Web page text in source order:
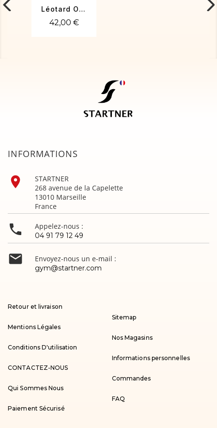
Léotard OCTAVE-01
42,00 €
INFORMATIONS

STARTNER
268 avenue de la Capelette
13010 Marseille
France
 Appelez-nous :
04 91 79 12 49
 Envoyez-nous un e-mail :
gym@startner.com
Retour et livraison
Mentions Légales
Conditions D'utilisation
CONTACTEZ-NOUS
Qui Sommes Nous
Paiement Sécurisé
Sitemap
Nos Magasins
Informations personnelles
Commandes
FAQ